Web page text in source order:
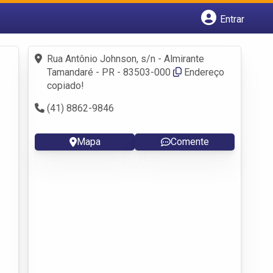
Entrar
Fazer login
Criar conta
Rua Antônio Johnson, s/n - Almirante
Tamandaré - PR - 83503-000
Endereço
copiado!
(41) 8862-9846
Mapa Comente